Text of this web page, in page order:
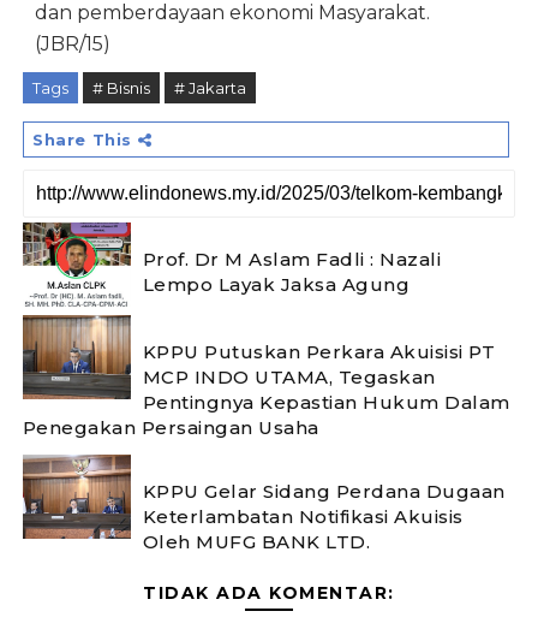
dan pemberdayaan ekonomi Masyarakat.
(JBR/15)
Tags # Bisnis # Jakarta
Share This
Prof. Dr M Aslam Fadli : Nazali
Lempo Layak Jaksa Agung
KPPU Putuskan Perkara Akuisisi PT
MCP INDO UTAMA, Tegaskan
Pentingnya Kepastian Hukum Dalam
Penegakan Persaingan Usaha
KPPU Gelar Sidang Perdana Dugaan
Keterlambatan Notifikasi Akuisis
Oleh MUFG BANK LTD.
TIDAK ADA KOMENTAR: